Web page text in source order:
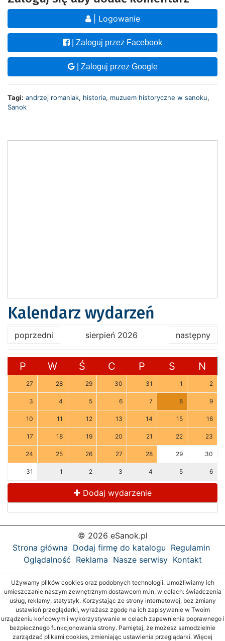
| Logowanie
| Zaloguj przez Facebook
| Zaloguj przez Google
Tagi: andrzej romaniak, historia, muzuem historyczne w sanoku,
Sanok
Kalendarz wydarzeń
poprzedni sierpień 2026 następny
P W Ś C P S N
27 28 29 30 31 1 2
3 4 5 6 7 8 9
10 11 12 13 14 15 16
17 18 19 20 21 22 23
24 25 26 27 28 29 30
31 1 2 3 4 5 6
Dodaj wydarzenie
© 2026 eSanok.pl
Strona główna Dodaj firmę do katalogu Regulamin
Oglądalność Reklama Nasze serwisy Kontakt
Używamy plików cookies oraz podobnych technologii. Umożliwiamy ich
umieszczanie naszym zewnętrznym dostawcom m.in. w celach: świadczenia
usług, reklamy, statystyk. Korzystając ze strony internetowej, bez zmiany
ustawień przeglądarki, wyrażasz zgodę na ich zapisywanie w Twoim
urządzeniu końcowym i wykorzystywanie w celach zapewnienia poprawnego i
bezpiecznego funkcjonowania strony. Pamiętaj, że możesz samodzielnie
zarządzać plikami cookies, zmieniając ustawienia przeglądarki. Więcej